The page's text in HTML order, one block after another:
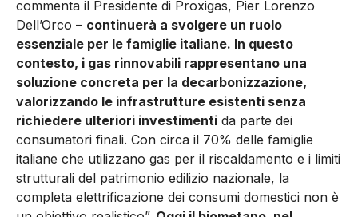
commenta il Presidente di Proxigas, Pier Lorenzo
Dell’Orco – continuerà a svolgere un ruolo
essenziale per le famiglie italiane. In questo
contesto, i gas rinnovabili rappresentano una
soluzione concreta per la decarbonizzazione,
valorizzando le infrastrutture esistenti senza
richiedere ulteriori investimenti da parte dei
consumatori finali. Con circa il 70% delle famiglie
italiane che utilizzano gas per il riscaldamento e i limiti
strutturali del patrimonio edilizio nazionale, la
completa elettrificazione dei consumi domestici non è